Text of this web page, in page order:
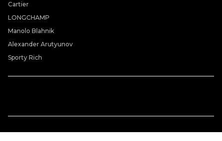
Cartier
LONGCHAMP
Manolo Blahnik
Alexander Arutyunov
Sporty Rich